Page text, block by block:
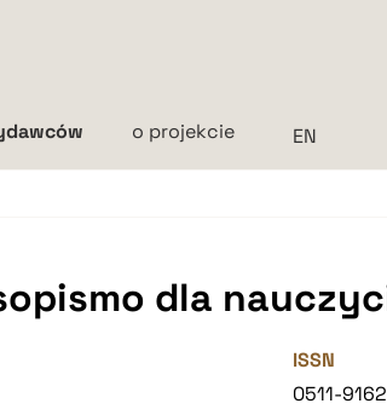
o projekcie
dla
ISSN
0511-9162